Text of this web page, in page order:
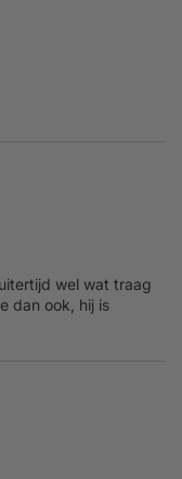
wel wat traag
dan ook, hij is